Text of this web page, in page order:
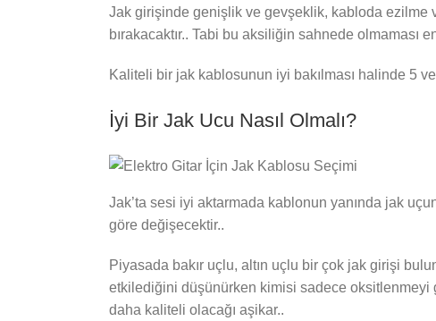
Jak girişinde genişlik ve gevşeklik, kabloda ezilme
bırakacaktır.. Tabi bu aksiliğin sahnede olmaması
Kaliteli bir jak kablosunun iyi bakılması halinde 5
İyi Bir Jak Ucu Nasıl Olmalı?
Jak’ta sesi iyi aktarmada kablonun yanında jak
göre değişecektir..
Piyasada bakır uçlu, altın uçlu bir çok jak girişi
etkilediğini düşünürken kimisi sadece
daha kaliteli olacağı aşikar..